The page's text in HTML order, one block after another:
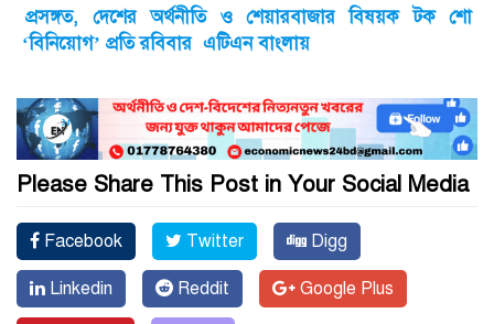
প্রসঙ্গত, দেশের অর্থনীতি ও শেয়ারবাজার বিষয়ক টক শো
‘বিনিয়োগ’ প্রতি রবিবার এটিএন বাংলায়
Please Share This Post in Your Social Media
Facebook Twitter Digg
Linkedin Reddit Google Plus